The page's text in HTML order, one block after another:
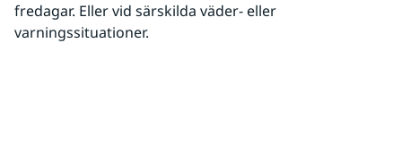
fredagar. Eller vid särskilda väder- eller
varningssituationer.